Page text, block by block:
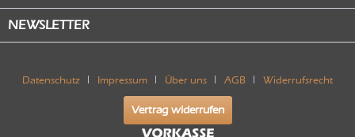
NEWSLETTER
Datenschutz Impressum Über uns AGB Widerrufsrecht
Vertrag widerrufen